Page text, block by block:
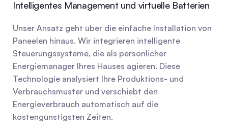
Intelligentes Management und virtuelle Batterien
Unser Ansatz geht über die einfache Installation von
Paneelen hinaus. Wir integrieren intelligente
Steuerungssysteme, die als persönlicher
Energiemanager Ihres Hauses agieren. Diese
Technologie analysiert Ihre Produktions- und
Verbrauchsmuster und verschiebt den
Energieverbrauch automatisch auf die
kostengünstigsten Zeiten.